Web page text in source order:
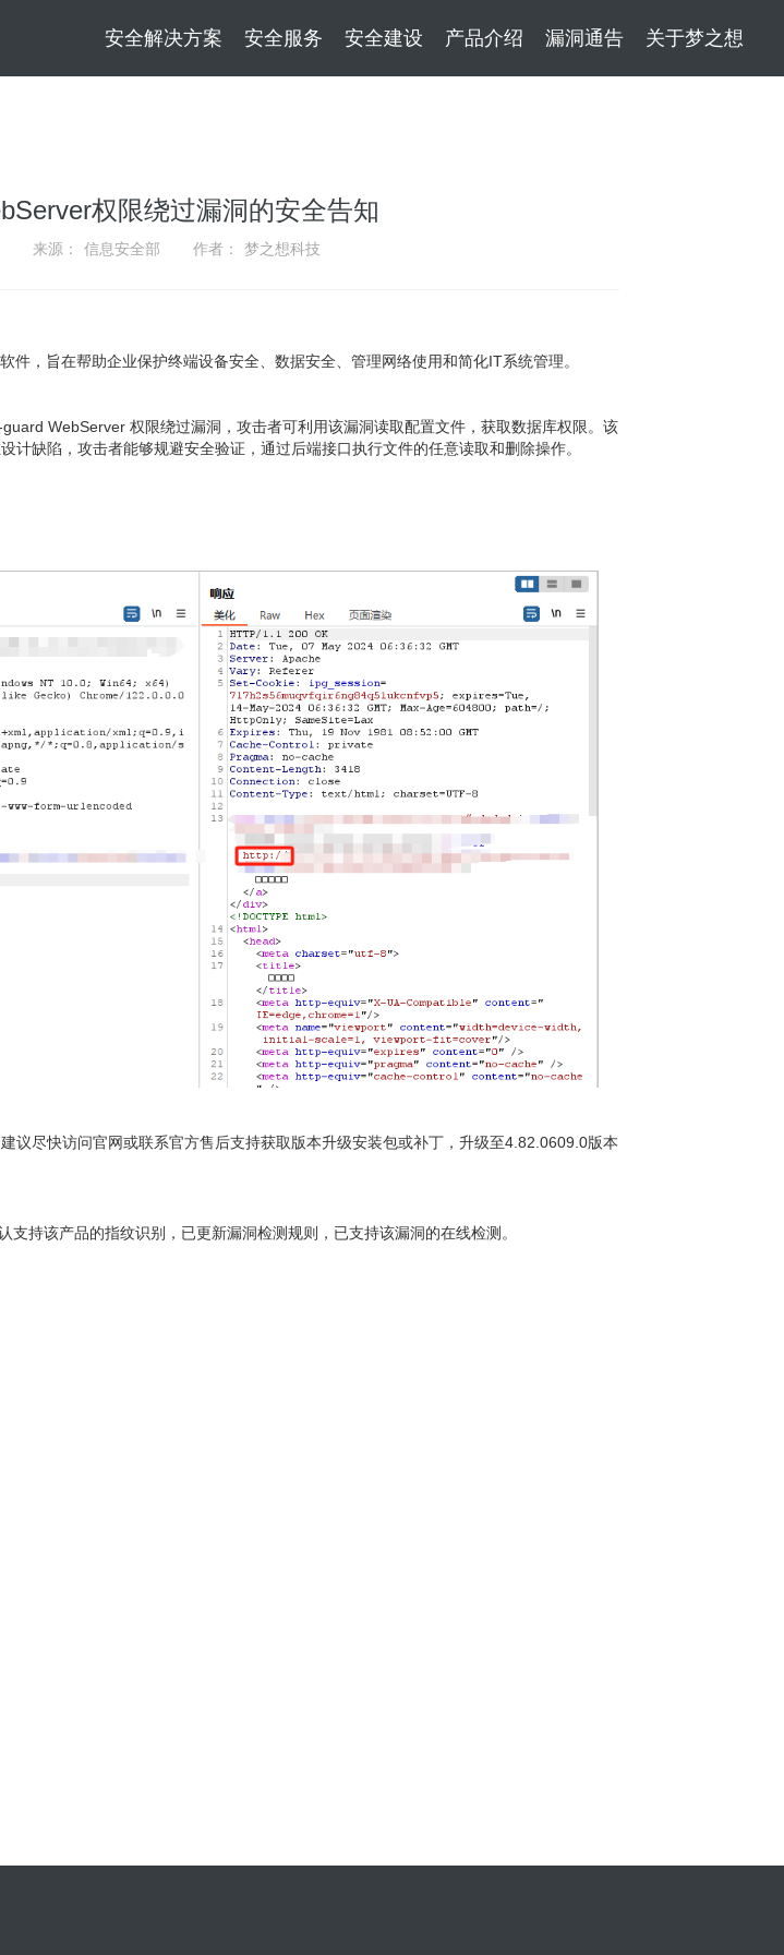
安全解决方案 安全服务 安全建设 产品介绍 漏洞通告 关于梦之想
权限绕过漏洞的安全告知
来源： 信息安全部 作者： 梦之想科技
件，旨在帮助企业保护终端设备安全、数据安全、管理网络使用和简化IT系统管理。
WebServer 权限绕过漏洞，攻击者可利用该漏洞读取配置文件，获取数据库权限。该
计缺陷，攻击者能够规避安全验证，通过后端接口执行文件的任意读取和删除操作。
议尽快访问官网或联系官方售后支持获取版本升级安装包或补丁，升级至4.82.0609.0版本
支持该产品的指纹识别，已更新漏洞检测规则，已支持该漏洞的在线检测。